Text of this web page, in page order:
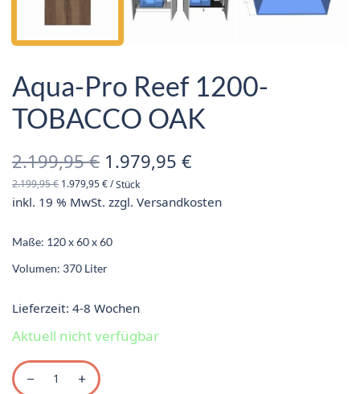
Aqua-Pro Reef 1200-
TOBACCO OAK
2.199,95€ Ursprünglicher
Preis war:
1.979,95€
2.199,95€ 1.979,95€/Stück
inkl. 19 % MwSt. zzgl.Versandkosten
Maße: 120 x 60 x 60
Volumen: 370 Liter
Lieferzeit:4-8 Wochen
Aktuell nicht verfügbar